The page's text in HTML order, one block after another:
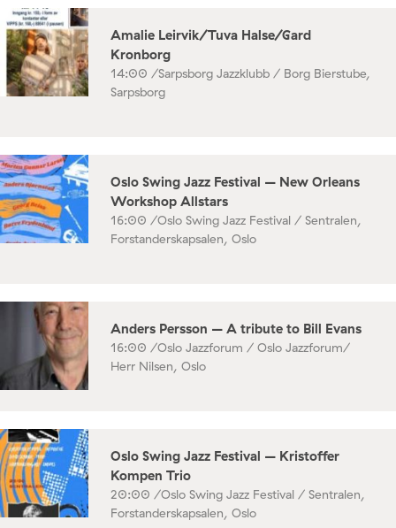
Amalie Leirvik/Tuva Halse/Gard
Kronborg
14:00 /Sarpsborg Jazzklubb / Borg Bierstube,
Sarpsborg
Oslo Swing Jazz Festival – New Orleans
Workshop Allstars
16:00 /Oslo Swing Jazz Festival / Sentralen,
Forstanderskapsalen, Oslo
Anders Persson – A tribute to Bill Evans
16:00 /Oslo Jazzforum / Oslo Jazzforum/
Herr Nilsen, Oslo
Oslo Swing Jazz Festival – Kristoffer
Kompen Trio
20:00 /Oslo Swing Jazz Festival / Sentralen,
Forstanderskapsalen, Oslo